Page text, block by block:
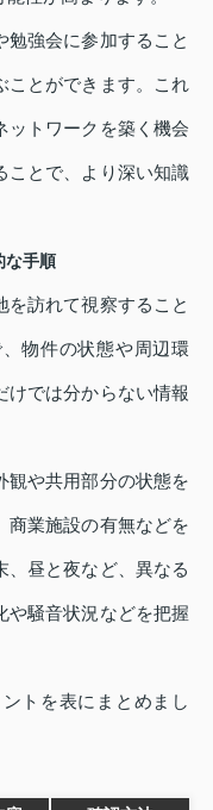
勉強会に参加すること
ことができます。これ
ットワークを築く機会
ことで、より深い知識
な手順
訪れて視察すること
物件の状態や周辺環
けでは分からない情報
観や共用部分の状態を
商業施設の有無などを
、昼と夜など、異なる
や騒音状況などを把握
トを表にまとめまし